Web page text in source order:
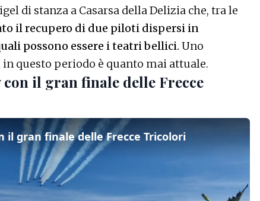
di stanza a Casarsa della Delizia che, tra le
il recupero di due piloti dispersi in
possono essere i teatri bellici. Uno
questo periodo è quanto mai attuale.
il gran finale delle Frecce
il gran finale delle Frecce Tricolori